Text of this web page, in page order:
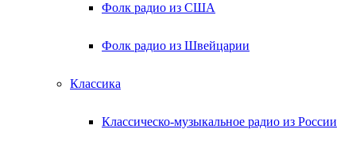
Фолк радио из США
Фолк радио из Швейцарии
Классика
Классическо-музыкальное радио из России